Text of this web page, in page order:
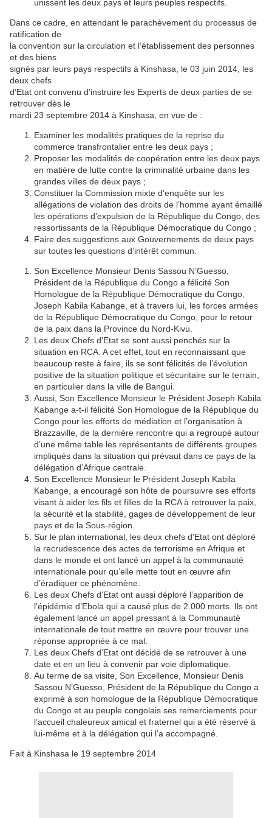
unissent les deux pays et leurs peuples respectifs.
Dans ce cadre, en attendant le parachèvement du processus de
ratification de
la convention sur la circulation et l’établissement des personnes
et des biens
signés par leurs pays respectifs à Kinshasa, le 03 juin 2014, les
deux chefs
d’Etat ont convenu d’instruire les Experts de deux parties de se
retrouver dès le
mardi 23 septembre 2014 à Kinshasa, en vue de :
Examiner les modalités pratiques de la reprise du
commerce transfrontalier entre les deux pays ;
Proposer les modalités de coopération entre les deux pays
en matière de lutte contre la criminalité urbaine dans les
grandes villes de deux pays ;
Constituer la Commission mixte d’enquête sur les
allégations de violation des droits de l’homme ayant émaillé
les opérations d’expulsion de la République du Congo, des
ressortissants de la République Démocratique du Congo ;
Faire des suggestions aux Gouvernements de deux pays
sur toutes les questions d’intérêt commun.
Son Excellence Monsieur Denis Sassou N’Guesso,
Président de la République du Congo a félicité Son
Homologue de la République Démocratique du Congo,
Joseph Kabila Kabange, et à travers lui, les forces armées
de la République Démocratique du Congo, pour le retour
de la paix dans la Province du Nord-Kivu.
Les deux Chefs d’Etat se sont aussi penchés sur la
situation en RCA. A cet effet, tout en reconnaissant que
beaucoup reste à faire, ils se sont félicités de l’évolution
positive de la situation politique et sécuritaire sur le terrain,
en particulier dans la ville de Bangui.
Aussi, Son Excellence Monsieur le Président Joseph Kabila
Kabange a-t-il félicité Son Homologue de la République du
Congo pour les efforts de médiation et l’organisation à
Brazzaville, de la dernière rencontre qui a regroupé autour
d’une même table les représentants de différents groupes
impliqués dans la situation qui prévaut dans ce pays de la
délégation d’Afrique centrale.
Son Excellence Monsieur le Président Joseph Kabila
Kabange, a encouragé son hôte de poursuivre ses efforts
visant à aider les fils et filles de la RCA à retrouver la paix,
la sécurité et la stabilité, gages de développement de leur
pays et de la Sous-région.
Sur le plan international, les deux chefs d’Etat ont déploré
la recrudescence des actes de terrorisme en Afrique et
dans le monde et ont lancé un appel à la communauté
internationale pour qu’elle mette tout en œuvre afin
d’éradiquer ce phénomène.
Les deux Chefs d’Etat ont aussi déploré l’apparition de
l’épidémie d’Ebola qui a causé plus de 2.000 morts. Ils ont
également lancé un appel pressant à la Communauté
internationale de tout mettre en œuvre pour trouver une
réponse appropriée à ce mal.
Les deux Chefs d’Etat ont décidé de se retrouver à une
date et en un lieu à convenir par voie diplomatique.
Au terme de sa visite, Son Excellence, Monsieur Denis
Sassou N’Guesso, Président de la République du Congo a
exprimé à son homologue de la République Démocratique
du Congo et au peuple congolais ses remerciements pour
l’accueil chaleureux amical et fraternel qui a été réservé à
lui-même et à la délégation qui l’a accompagné.
Fait à Kinshasa le 19 septembre 2014